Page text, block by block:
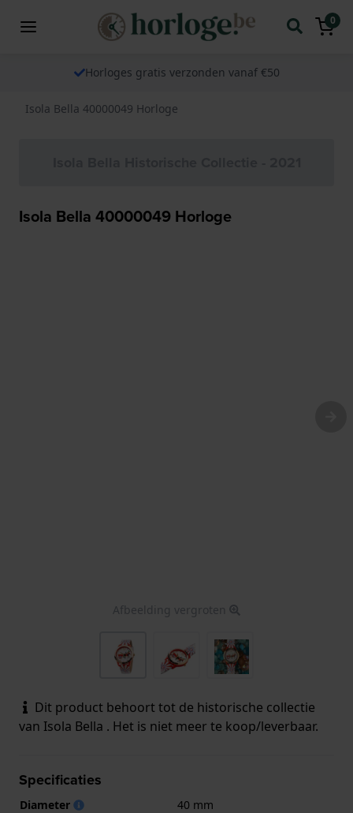
0
Horloges gratis verzonden vanaf €50
Isola Bella 40000049 Horloge
Isola Bella 40000049 Horloge
Afbeelding vergroten
Dit product behoort tot de historische collectie
van Isola Bella . Het is niet meer te koop/leverbaar.
Specificaties
Diameter
40 mm